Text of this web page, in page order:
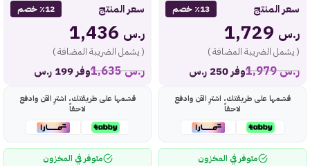
سعر المنتج ٪13 خصم
ر.س
( يشمل الضريبة المضافة )
ر.س1,979 وفر 250 ر.س
قسّمها على طريقتك، اشترِ الآن وادفع
لاحقاً
متوفر في المخزون
سعر المنتج ٪12 خصم
ر.س
( يشمل الضريبة المضافة )
ر.س1,635 وفر 199 ر.س
قسّمها على طريقتك، اشترِ الآن وادفع
لاحقاً
متوفر في المخزون